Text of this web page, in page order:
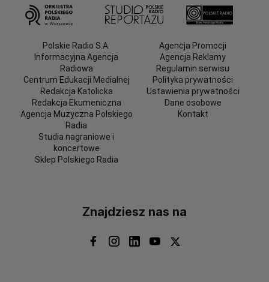
Polskie Radio S.A.
Informacyjna Agencja
Radiowa
Centrum Edukacji Medialnej
Redakcja Katolicka
Redakcja Ekumeniczna
Agencja Muzyczna Polskiego
Radia
Studia nagraniowe i
koncertowe
Sklep Polskiego Radia
Agencja Promocji
Agencja Reklamy
Regulamin serwisu
Polityka prywatności
Ustawienia prywatności
Dane osobowe
Kontakt
Znajdziesz nas na